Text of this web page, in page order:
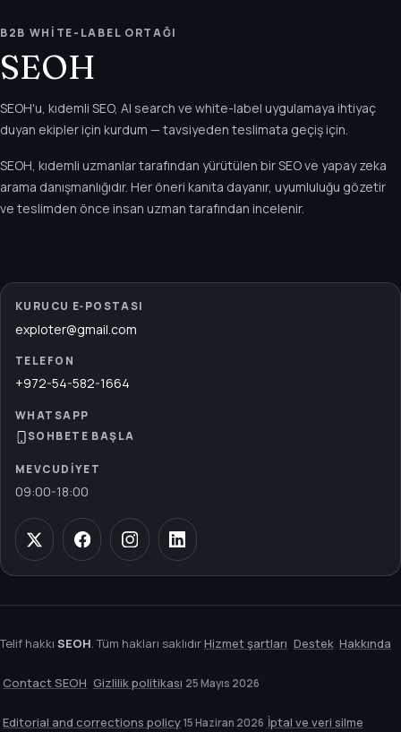
B2B WHITE-LABEL ORTAĞI
SEOH
SEOH'u, kıdemli SEO, AI search ve white-label uygulamaya ihtiyaç
duyan ekipler için kurdum — tavsiyeden teslimata geçiş için.
SEOH, kıdemli uzmanlar tarafından yürütülen bir SEO ve yapay zeka
arama danışmanlığıdır. Her öneri kanıta dayanır, uyumluluğu gözetir
ve teslimden önce insan uzman tarafından incelenir.
KURUCU E‑POSTASI
exploter@gmail.com
TELEFON
+972-54-582-1664
WHATSAPP
SOHBETE BAŞLA
MEVCUDIYET
09:00-18:00
Telif hakkı SEOH. Tüm hakları saklıdırHizmet şartları Destek Hakkında
Contact SEOH Gizlilik politikası 25 Mayıs 2026
Editorial and corrections policy 15 Haziran 2026 İptal ve veri silme